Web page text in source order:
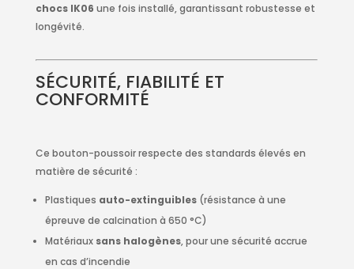
chocs IK06 une fois installé, garantissant robustesse et
longévité.
SÉCURITÉ, FIABILITÉ ET
CONFORMITÉ
Ce bouton-poussoir respecte des standards élevés en
matière de sécurité :
Plastiques auto-extinguibles(résistance à une
épreuve de calcination à 650 °C)
Matériaux sans halogènes, pour une sécurité accrue
en cas d’incendie